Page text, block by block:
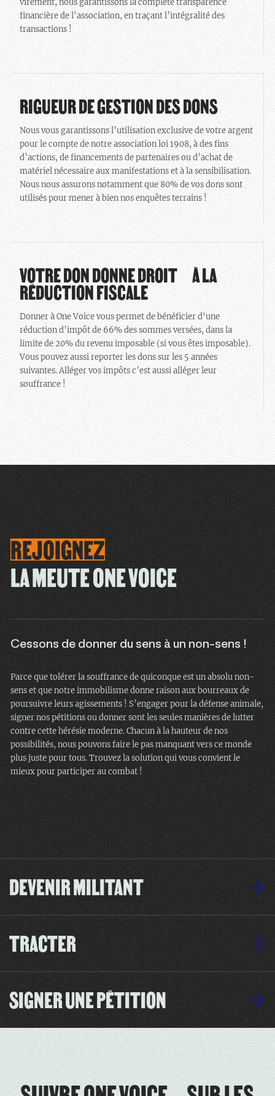
virement, nous garantissons la complète transparence
financière de l’association, en traçant l’intégralité des
transactions !
RIGUEUR DE GESTION DES DONS
Nous vous garantissons l’utilisation exclusive de votre argent
pour le compte de notre association loi 1908, à des fins
d’actions, de financements de partenaires ou d’achat de
matériel nécessaire aux manifestations et à la sensibilisation.
Nous nous assurons notamment que 80% de vos dons sont
utilisés pour mener à bien nos enquêtes terrains !
VOTRE DON DONNE DROIT À LA
RÉDUCTION FISCALE
Donner à One Voice vous permet de bénéficier d'une
réduction d’impôt de 66% des sommes versées, dans la
limite de 20% du revenu imposable (si vous êtes imposable).
Vous pouvez aussi reporter les dons sur les 5 années
suivantes. Alléger vos impôts c’est aussi alléger leur
souffrance !
REJOIGNEZ
LA MEUTE ONE VOICE
Cessons de donner du sens à un non-sens !
Parce que tolérer la souffrance de quiconque est un absolu non-
sens et que notre immobilisme donne raison aux bourreaux de
poursuivre leurs agissements ! S’engager pour la défense animale,
signer nos pétitions ou donner sont les seules manières de lutter
contre cette hérésie moderne. Chacun à la hauteur de nos
possibilités, nous pouvons faire le pas manquant vers ce monde
plus juste pour tous. Trouvez la solution qui vous convient le
mieux pour participer au combat !
DEVENIR MILITANT
TRACTER
SIGNER UNE PÉTITION